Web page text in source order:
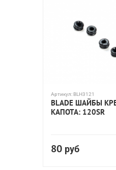
Артикул: BLH3121
BLADE ШАЙБЫ
КАПОТА: 120SR
80 руб